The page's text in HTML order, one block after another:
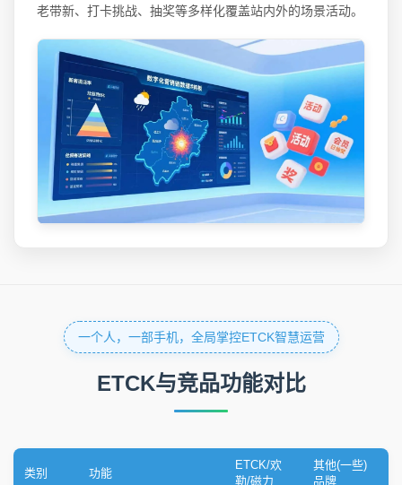
老带新、打卡挑战、抽奖等多样化覆盖站内外的场景活动。
一个人，一部手机，全局掌控ETCK智慧运营
ETCK与竞品功能对比
类别 功能
ETCK/欢
勒/磁力
其他(一些)
品牌